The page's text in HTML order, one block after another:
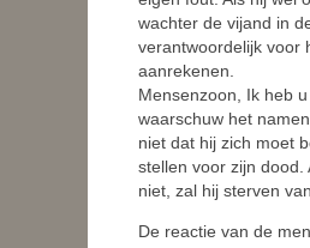
wachter de vijand in
verantwoordelijk voor
aanrekenen.
Mensenzoon, Ik heb
waarschuw het
niet dat hij zich moet
stellen voor zijn
niet, zal hij sterven
De reactie van de